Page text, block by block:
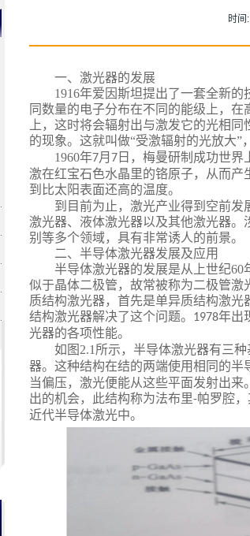
时间:
一、激光器的发展
1916年爱因斯坦提出了一套全新的
同数量的电子分布在不同的能级上，
上，这时将会辐射出与激发它的光相
的现象。这就叫做“受激辐射的光放大”
1960年7月 7 日，梅曼研制成功世
激在红宝石色水晶里的铬原子，从而
到比太阳表面还高的温度。
到目前为止，激光产业得到空前
激光器、液体激光器以及其他激光器
别等多个领域，具有非常诱人的前景。
二、半导体激光器发展及应用
半导体激光器的发展是从上世纪60
似于晶体二极管，故常被称为二极管
质结构激光器，首先是单异质结构激
结构激光器解决了这个问题。 1978年出
光器的各项性能。
如图 2.1 所示，半导体激光器有三
器。这种结构在结的两端使用相同的半
当偏压，激光便能从这些平面发射出
出的机会，此结构称为法布里-帕罗腔
近代半导体激光中。